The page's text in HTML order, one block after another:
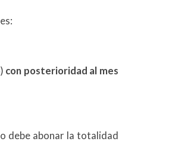
con posterioridad al mes
debe abonar la totalidad